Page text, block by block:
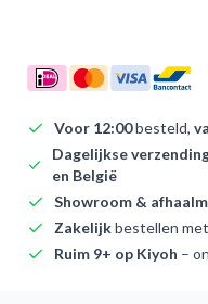
Voor 12:00besteld,
Dagelijkse
en België
Showroom &
Zakelijkbestellen met
Ruim 9+ op Kiyoh –